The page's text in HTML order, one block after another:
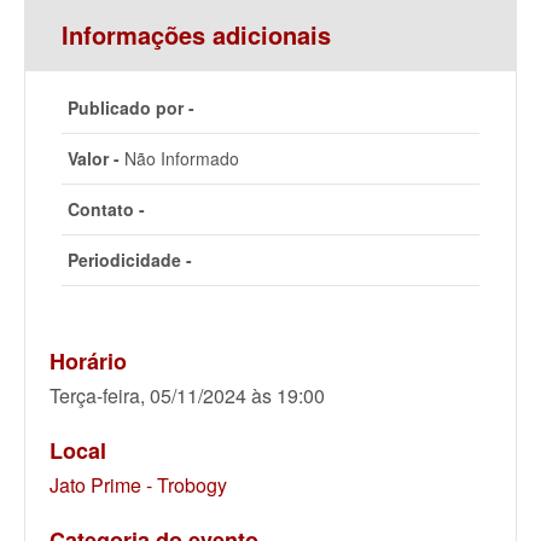
Informações adicionais
Publicado por -
Valor - Não Informado
Contato -
Periodicidade -
Horário
Terça-feira, 05/11/2024 às 19:00
Local
Jato Prime - Trobogy